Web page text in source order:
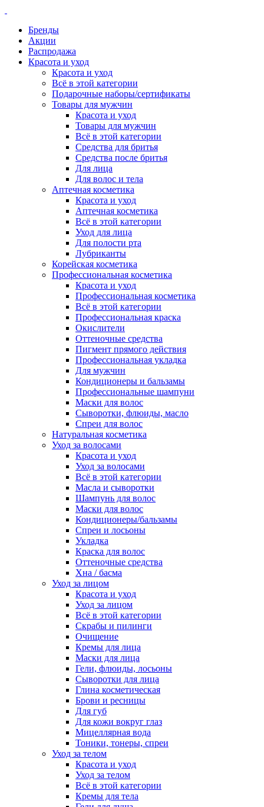
Бренды
Акции
Распродажа
Красота и уход
Красота и уход
Всё в этой категории
Подарочные наборы/сертификаты
Товары для мужчин
Красота и уход
Товары для мужчин
Всё в этой категории
Средства для бритья
Средства после бритья
Для лица
Для волос и тела
Аптечная косметика
Красота и уход
Аптечная косметика
Всё в этой категории
Уход для лица
Для полости рта
Лубриканты
Корейская косметика
Профессиональная косметика
Красота и уход
Профессиональная косметика
Всё в этой категории
Профессиональная краска
Окислители
Оттеночные средства
Пигмент прямого действия
Профессиональная укладка
Для мужчин
Кондиционеры и бальзамы
Профессиональные шампуни
Маски для волос
Сыворотки, флюиды, масло
Спреи для волос
Натуральная косметика
Уход за волосами
Красота и уход
Уход за волосами
Всё в этой категории
Масла и сыворотки
Шампунь для волос
Маски для волос
Кондиционеры/бальзамы
Спреи и лосьоны
Укладка
Краска для волос
Оттеночные средства
Хна / басма
Уход за лицом
Красота и уход
Уход за лицом
Всё в этой категории
Скрабы и пилинги
Очищение
Кремы для лица
Маски для лица
Гели, флюиды, лосьоны
Сыворотки для лица
Глина косметическая
Брови и ресницы
Для губ
Для кожи вокруг глаз
Мицеллярная вода
Тоники, тонеры, спреи
Уход за телом
Красота и уход
Уход за телом
Всё в этой категории
Кремы для тела